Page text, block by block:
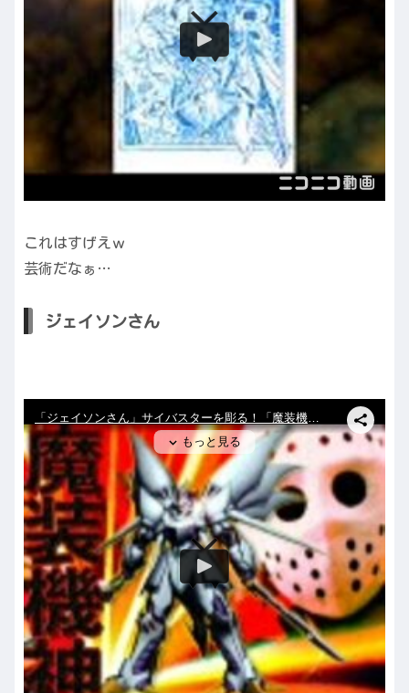
これはすげえｗ
芸術だなぁ…
ジェイソンさん